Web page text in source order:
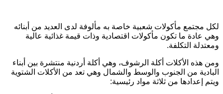
مجتمع مأكولات شعبية خاصة به مألوفة لدى العديد من أبنائه
عادة ما تكون مأكولات اقتصادية وذات قيمة غذائية عالية
التكلفة.
هذه الأكلات أكلة الرشوف، وهي أكلة أردنية منتشرة بين أبناء
من الجنوب والوسط والشمال وهي تعد من الأكلات الشتوية
إعدادها من ثلاثة مواد رئيسية: